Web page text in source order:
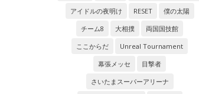
アイドルの夜明け
RESET
僕の太陽
チーム8
大相撲
両国国技館
ここからだ
Unreal Tournament
幕張メッセ
目撃者
さいたまスーパーアリーナ